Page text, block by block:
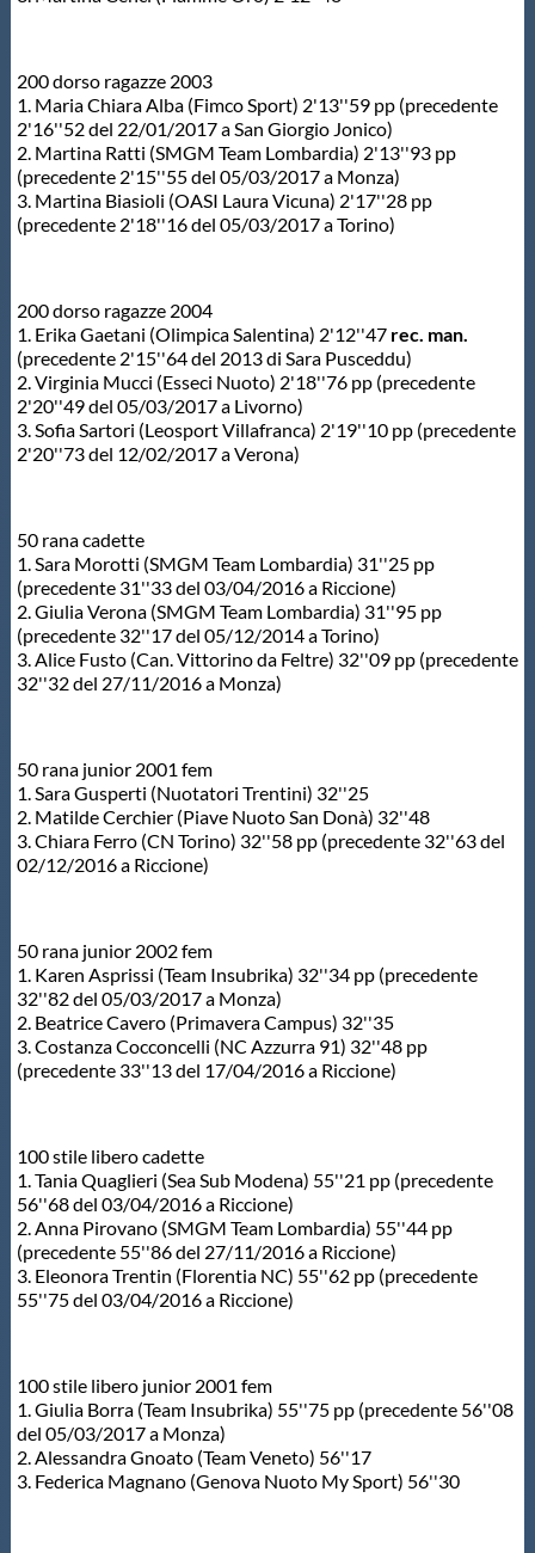
200 dorso ragazze 2003
1. Maria Chiara Alba (Fimco Sport) 2'13''59 pp (precedente
2'16''52 del 22/01/2017 a San Giorgio Jonico)
2. Martina Ratti (SMGM Team Lombardia) 2'13''93 pp
(precedente 2'15''55 del 05/03/2017 a Monza)
3. Martina Biasioli (OASI Laura Vicuna) 2'17''28 pp
(precedente 2'18''16 del 05/03/2017 a Torino)
200 dorso ragazze 2004
1. Erika Gaetani (Olimpica Salentina) 2'12''47 rec. man.
(precedente 2'15''64 del 2013 di Sara Pusceddu)
2. Virginia Mucci (Esseci Nuoto) 2'18''76 pp (precedente
2'20''49 del 05/03/2017 a Livorno)
3. Sofia Sartori (Leosport Villafranca) 2'19''10 pp (precedente
2'20''73 del 12/02/2017 a Verona)
50 rana cadette
1. Sara Morotti (SMGM Team Lombardia) 31''25 pp
(precedente 31''33 del 03/04/2016 a Riccione)
2. Giulia Verona (SMGM Team Lombardia) 31''95 pp
(precedente 32''17 del 05/12/2014 a Torino)
3. Alice Fusto (Can. Vittorino da Feltre) 32''09 pp (precedente
32''32 del 27/11/2016 a Monza)
50 rana junior 2001 fem
1. Sara Gusperti (Nuotatori Trentini) 32''25
2. Matilde Cerchier (Piave Nuoto San Donà) 32''48
3. Chiara Ferro (CN Torino) 32''58 pp (precedente 32''63 del
02/12/2016 a Riccione)
50 rana junior 2002 fem
1. Karen Asprissi (Team Insubrika) 32''34 pp (precedente
32''82 del 05/03/2017 a Monza)
2. Beatrice Cavero (Primavera Campus) 32''35
3. Costanza Cocconcelli (NC Azzurra 91) 32''48 pp
(precedente 33''13 del 17/04/2016 a Riccione)
100 stile libero cadette
1. Tania Quaglieri (Sea Sub Modena) 55''21 pp (precedente
56''68 del 03/04/2016 a Riccione)
2. Anna Pirovano (SMGM Team Lombardia) 55''44 pp
(precedente 55''86 del 27/11/2016 a Riccione)
3. Eleonora Trentin (Florentia NC) 55''62 pp (precedente
55''75 del 03/04/2016 a Riccione)
100 stile libero junior 2001 fem
1. Giulia Borra (Team Insubrika) 55''75 pp (precedente 56''08
del 05/03/2017 a Monza)
2. Alessandra Gnoato (Team Veneto) 56''17
3. Federica Magnano (Genova Nuoto My Sport) 56''30